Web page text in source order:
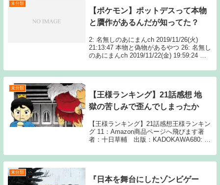
未分類
【ポケモン】ポットデスって本物
と贋作があるんだが知ってた？
2: 名無しのあにまんch 2019/11/26(火)
21:13:47 本物と偽物があるやつ 26: 名無し
のあにまんch 2019/11/22(金) 19:59:24 こ
て知った Source: あ...
未分類
【王様ランキング】21話感想 地
獄の苦しみで歪んでしまったか
【王様ランキング】21話感想王様ランキン
グ 11：Amazon商品ページへ飛びます著
者：十日草輔 出版：KADOKAWA680: 3
の力奪って強くなったのに負ける親父 724:
3月11日...
未分類
『日本を舞台にしたゾンビゲー